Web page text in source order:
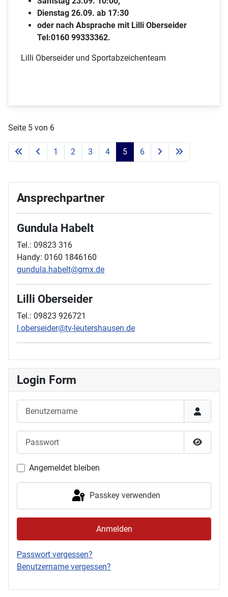
Dienstag 26.09. ab 17:30
oder nach Absprache mit Lilli Oberseider
Tel:0160 99333362.
Lilli Oberseider und Sportabzeichenteam
Seite 5 von 6
1 2 3 4 5 6
Ansprechpartner
Gundula Habelt
Tel.: 09823 316
Handy: 0160 1846160
gundula.habelt@gmx.de
Lilli Oberseider
Tel.: 09823 926721
l.oberseider@tv-leutershausen.de
Login Form
Angemeldet bleiben
Passkey verwenden
Anmelden
Passwort vergessen?
Benutzername vergessen?